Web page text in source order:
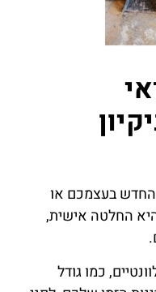
בעצמכם או
היא החלטה אישית,
כמו גודל